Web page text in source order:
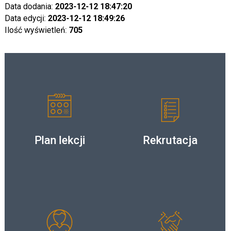
Data dodania: 2023-12-12 18:47:20
Data edycji: 2023-12-12 18:49:26
Ilość wyświetleń: 705
Plan lekcji Rekrutacja